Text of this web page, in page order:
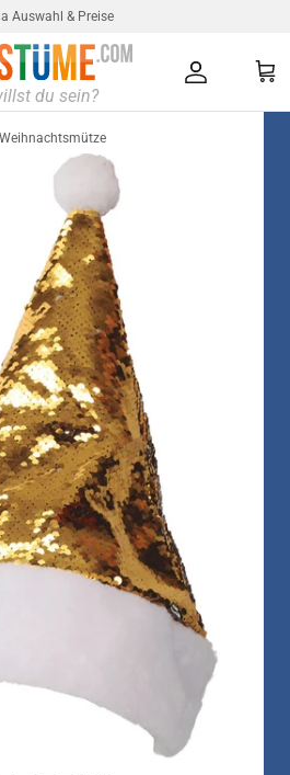
Auswahl & Preise